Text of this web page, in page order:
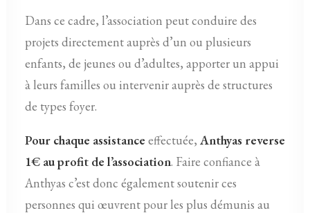
Dans ce cadre, l’association peut conduire des
projets directement auprès d’un ou plusieurs
enfants, de jeunes ou d’adultes, apporter un appui
à leurs familles ou intervenir auprès de structures
de types foyer.
Pour chaque assistance effectuée, Anthyas reverse
1€ au profit de l’association. Faire confiance à
Anthyas c’est donc également soutenir ces
personnes qui œuvrent pour les plus démunis au